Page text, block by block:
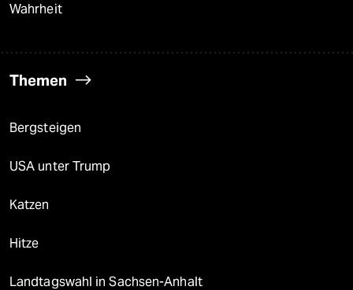
Wahrheit
Themen
Bergsteigen
USA unter Trump
Katzen
Hitze
Landtagswahl in Sachsen-Anhalt